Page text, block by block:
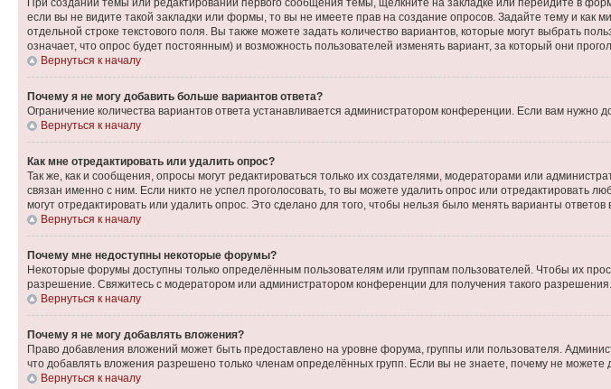
если вы не видите такой закладки или формы, то вы не имеете прав на создание опросов. Задайте тему и как
отдельной строке текстового поля. Вы также можете задать количество вариантов, которые могут выбрать
означает, что опрос будет постоянным) и возможность пользователей изменять вариант, за который они
Вернуться к началу
Почему я не могу добавить больше вариантов ответа?
Ограничение количества вариантов ответа устанавливается администратором конференции. Если вам
Вернуться к началу
Как мне отредактировать или удалить опрос?
Так же, как и сообщения, опросы могут редактироваться только их создателями, модераторами или
связан именно с ним. Если никто не успел проголосовать, то вы можете удалить опрос или отредактировать
могут отредактировать или удалить опрос. Это сделано для того, чтобы нельзя было менять варианты ответов
Вернуться к началу
Почему мне недоступны некоторые форумы?
Некоторые форумы доступны только определённым пользователям или группам пользователей. Чтобы их
разрешение. Свяжитесь с модератором или администратором конференции для получения такого разрешения.
Вернуться к началу
Почему я не могу добавлять вложения?
Право добавления вложений может быть предоставлено на уровне форума, группы или пользователя.
что добавлять вложения разрешено только членам определённых групп. Если вы не знаете, почему не
Вернуться к началу